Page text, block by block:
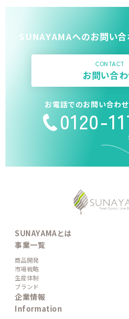
SUNAYAMAへのお問い合
CONTACT
お問い合
お電話でのお問い合わ
0120-
SUNAYAMAとは
事業一覧
商品開発
市場戦略
生産体制
ブランド
企業情報
Information